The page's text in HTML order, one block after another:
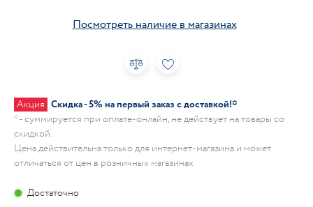
Посмотреть наличие в магазинах
Акция Скидка - 5% на первый заказ с доставкой!*
* - суммируется при оплате-онлайн, не действует на товары со
скидкой.
Цена действительна только для интернет-магазина и может
отличаться от цен в розничных магазинах
Достаточно